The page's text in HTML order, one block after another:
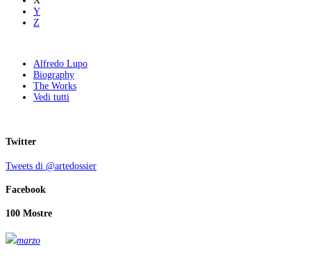
Y
Z
Alfredo Lupo
Biography
The Works
Vedi tutti
Twitter
Tweets di @artedossier
Facebook
100 Mostre
marzo